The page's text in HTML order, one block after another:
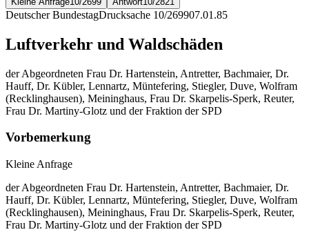
Deutscher BundestagDrucksache 10/269907.01.85
Luftverkehr und Waldschäden
der Abgeordneten Frau Dr. Hartenstein, Antretter, Bachmaier, Dr.
Hauff, Dr. Kübler, Lennartz, Müntefering, Stiegler, Duve, Wolfram
(Recklinghausen), Meininghaus, Frau Dr. Skarpelis-Sperk, Reuter,
Frau Dr. Martiny-Glotz und der Fraktion der SPD
Vorbemerkung
Kleine Anfrage
der Abgeordneten Frau Dr. Hartenstein, Antretter, Bachmaier, Dr.
Hauff, Dr. Kübler, Lennartz, Müntefering, Stiegler, Duve, Wolfram
(Recklinghausen), Meininghaus, Frau Dr. Skarpelis-Sperk, Reuter,
Frau Dr. Martiny-Glotz und der Fraktion der SPD